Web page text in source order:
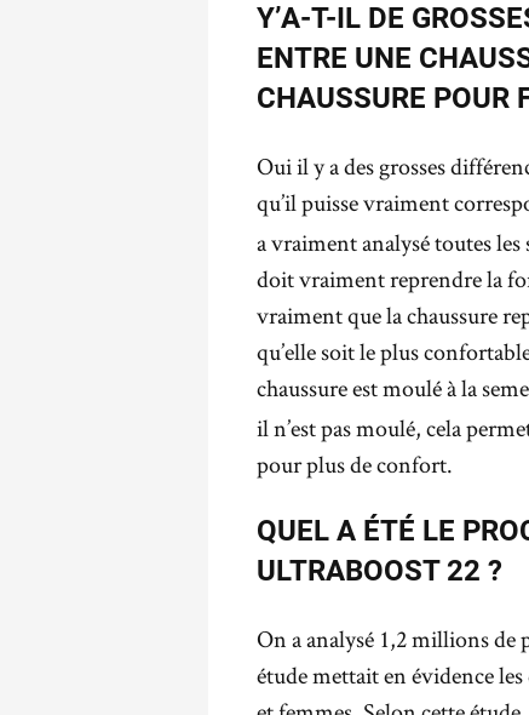
Y’A-T-IL DE
ENTRE UNE
CHAUSSURE POUR
Oui il y a des grosses
qu’il puisse vraiment
a vraiment analysé toutes les
doit vraiment reprendre la
vraiment que la chaussure
qu’elle soit le plus
chaussure est moulé à la
il n’est pas moulé, cela
pour plus de confort.
QUEL A ÉTÉ LE
ULTRABOOST 22 ?
On a analysé 1,2 millions de
étude mettait en évidence